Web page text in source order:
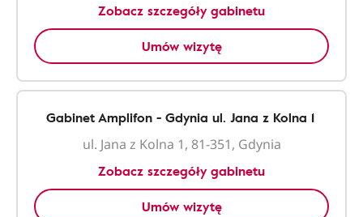
Zobacz szczegóły gabinetu
Umów wizytę
Gabinet Amplifon - Gdynia ul. Jana z Kolna 1
ul. Jana z Kolna 1, 81-351, Gdynia
Zobacz szczegóły gabinetu
Umów wizytę